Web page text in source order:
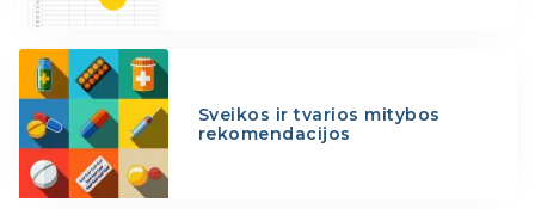
Sveikos ir tvarios mitybos
rekomendacijos